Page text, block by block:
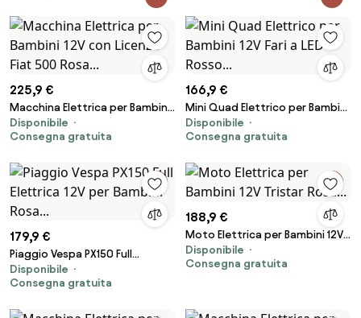
225,9 €
Macchina Elettrica per Bambini
12V con Licenza Fiat 500 Rosa...
Disponibile
Consegna gratuita
166,9 €
Mini Quad Elettrico per Bambini
12V Fari a LED Rosso...
Disponibile
Consegna gratuita
179,9 €
Piaggio Vespa PX150 Full
Elettrica 12V per Bambini Rosa...
Disponibile
Consegna gratuita
188,9 €
Moto Elettrica per Bambini 12V
Tristar Rosa...
Disponibile
Consegna gratuita